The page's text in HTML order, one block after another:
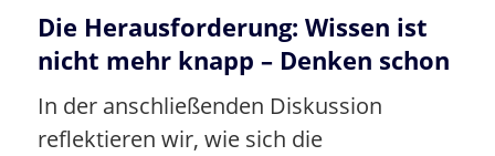
Die Herausforderung: Wissen ist
nicht mehr knapp – Denken schon
In der anschließenden Diskussion
reflektieren wir, wie sich die